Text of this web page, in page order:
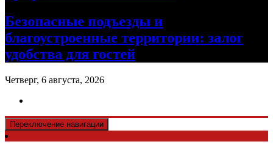
Безопасные подъезды и
благоустроенные территории: залог
удобства для гостей
Четверг, 6 августа, 2026
Переключение навигации